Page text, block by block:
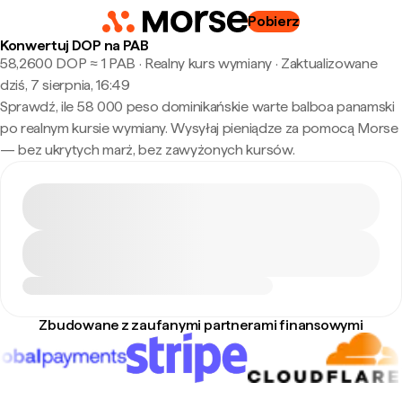
Pobierz
Konwertuj DOP na PAB
58,2600 DOP ≈ 1 PAB · Realny kurs wymiany· Zaktualizowane
dziś, 7 sierpnia, 16:49
Sprawdź, ile 58 000 peso dominikańskie warte balboa panamski
po realnym kursie wymiany. Wysyłaj pieniądze za pomocą Morse
— bez ukrytych marż, bez zawyżonych kursów.
Zbudowane z zaufanymi partnerami finansowymi